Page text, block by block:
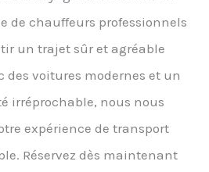
de chauffeurs professionnels
un trajet sûr et agréable
des voitures modernes et un
irréprochable, nous nous
expérience de transport
Réservez dès maintenant